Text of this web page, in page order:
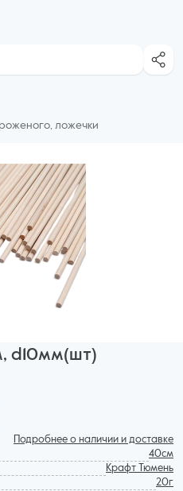
ложечки
d10мм(шт)
Подробнее о наличии и доставке
40см
Крафт Тюмень
20г